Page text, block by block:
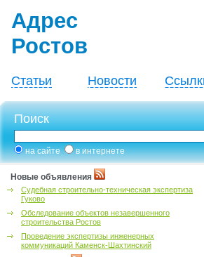
Адрес
Ростов
Статьи Новости
Поиск
на сайте в интернете
Новые объявления
Судебная строительно-техническая экспертиза
Гуково
Обследование объектов незавершенного
строительства Ростов
Проведение экспертизы инженерных
коммуникаций Каменск-Шахтинский